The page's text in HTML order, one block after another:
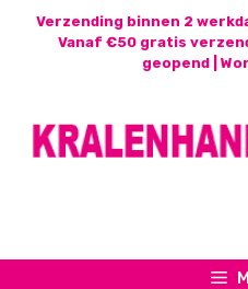
Verzending binnen 2
Vanaf €50 gratis
geopend |